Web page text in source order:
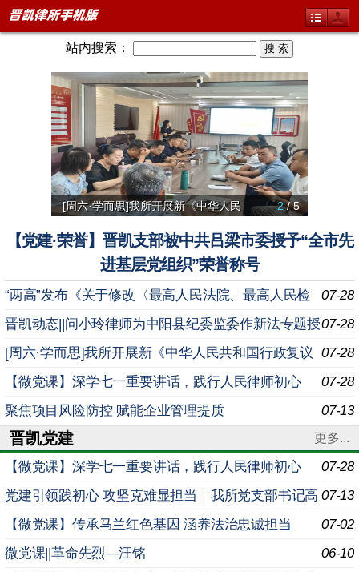
站内搜索：
[周六·学而思]我所开展新《中华人民 2/ 5
【党建·荣誉】晋凯支部被中共吕梁市委授予“全市先
进基层党组织”荣誉称号
07-28
“两高”发布《关于修改〈最高人民法院、最高人民检
察院关于办理内幕交易、泄露内幕信息刑事案件具体应用
法
07-28
晋凯动态||问小玲律师为中阳县纪委监委作新法专题授
课
07-28
[周六·学而思]我所开展新《中华人民共和国行政复议
法实施条例》专题学习例会
07-28
【微党课】深学七一重要讲话，践行人民律师初心
—— 我所开展专题学习例会
07-13
聚焦项目风险防控 赋能企业管理提质
晋凯党建 更多...
07-28
【微党课】深学七一重要讲话，践行人民律师初心
—— 我所开展专题学习例会
07-13
党建引领践初心 攻坚克难显担当｜我所党支部书记高
晓军讲授专题党课：解决好突出问题就是最大的政绩
07-02
【微党课】传承马兰红色基因 涵养法治忠诚担当
06-10
微党课||革命先烈—汪铭